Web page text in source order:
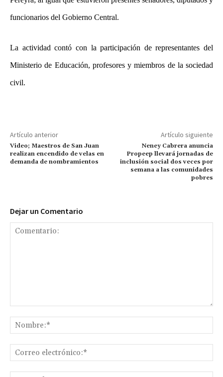
funcionarios del Gobierno Central.
La actividad contó con la participación de representantes del
Ministerio de Educación, profesores y miembros de la sociedad
civil.
Artículo anterior
Video; Maestros de San Juan
realizan encendido de velas en
demanda de nombramientos
Artículo siguiente
Neney Cabrera anuncia
Propeep llevará jornadas de
inclusión social dos veces por
semana a las comunidades
pobres
Dejar un Comentario